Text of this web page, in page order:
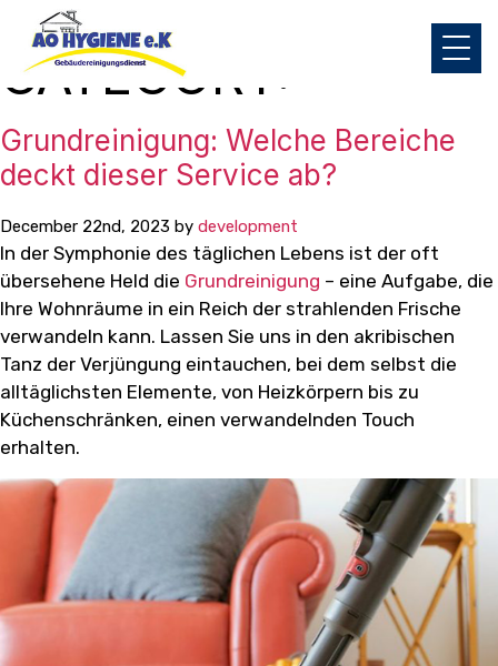
CATEGORY:
Grundreinigung: Welche Bereiche
deckt dieser Service ab?
December 22nd, 2023 by development
In der Symphonie des täglichen Lebens ist der oft
übersehene Held die Grundreinigung – eine Aufgabe, die
Ihre Wohnräume in ein Reich der strahlenden Frische
verwandeln kann. Lassen Sie uns in den akribischen
Tanz der Verjüngung eintauchen, bei dem selbst die
alltäglichsten Elemente, von Heizkörpern bis zu
Küchenschränken, einen verwandelnden Touch
erhalten.